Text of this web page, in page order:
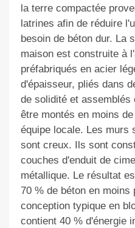
la terre compactée
latrines afin de réduire
besoin de béton dur. La
maison est construite à
préfabriqués en acier
d'épaisseur, pliés dans
de solidité et assemblés
être montés en moins
équipe locale. Les murs
sont creux. Ils sont
couches d'enduit de
métallique. Le résultat
70 % de béton en moins
conception typique en
contient 40 % d'énergie